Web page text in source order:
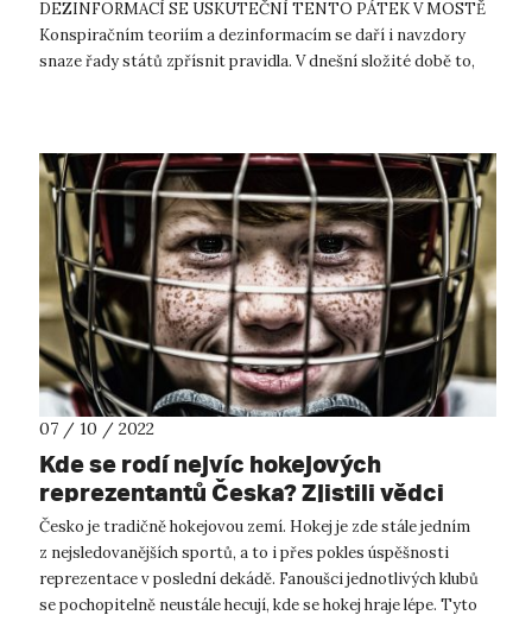
DEZINFORMACÍ SE USKUTEČNÍ TENTO PÁTEK V MOSTĚ
Konspiračním teoriím a dezinformacím se daří i navzdory
snaze řady států zpřísnit pravidla. V dnešní složité době to,
07 / 10 / 2022
Kde se rodí nejvíc hokejových
reprezentantů Česka? Zjistili vědci
UJEP
Česko je tradičně hokejovou zemí. Hokej je zde stále jedním
z nejsledovanějších sportů, a to i přes pokles úspěšnosti
reprezentace v poslední dekádě. Fanoušci jednotlivých klubů
se pochopitelně neustále hecují, kde se hokej hraje lépe. Tyto